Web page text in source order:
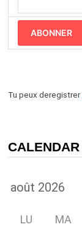
ABONNER
Tu peux deregistrer
CALENDAR
LU MA